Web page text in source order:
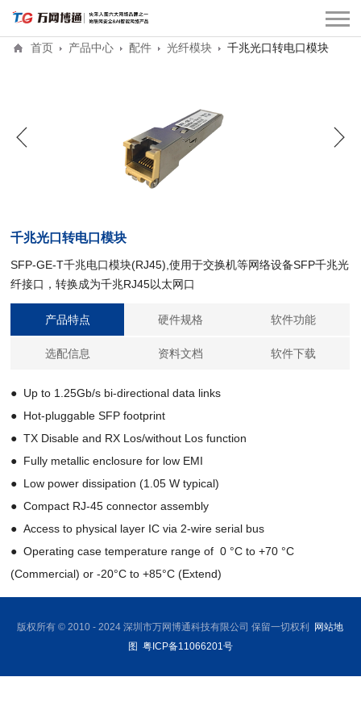
首页 产品中心 配件 光纤模块 千兆光口转电口模块
千兆光口转电口模块
SFP-GE-T千兆电口模块(RJ45),使用于交换机等网络设备SFP千兆光
纤接口，转换成为千兆RJ45以太网口
产品特点 硬件规格 软件功能
选配信息 资料文档 软件下载
● Up to 1.25Gb/s bi-directional data links
● Hot-pluggable SFP footprint
●TX Disable and RX Los/without Los function
● Fully metallic enclosure for low EMI
● Low power dissipation (1.05 W typical)
●Compact RJ-45 connector assembly
●Access to physical layer IC via 2-wire serial bus
●Operating case temperature range of 0 °C to +70 °C
(Commercial) or -20°C to +85°C (Extend)
版权所有 © 2010 - 2024 深圳市万网博通科技有限公司 保留一切权利
网站地
图 粤ICP备11066201号